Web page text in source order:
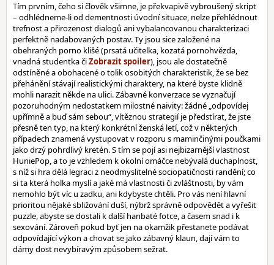
Tím prvním, čeho si člověk všimne, je překvapivě vybroušený skript
– odhlédneme-li od dementnosti úvodní situace, nelze přehlédnout
trefnost a přirozenost dialogů ani vybalancovanou charakterizaci
perfektně nadabovaných postav. Ty jsou sice založené na
obehraných porno klišé (prsatá učitelka, kozatá pornohvězda,
vnadná studentka či
), jsou ale dostatečně
odstíněné a obohacené o tolik osobitých charakteristik, že se bez
přehánění stávají realistickými charaktery, na které byste klidně
mohli narazit někde na ulici. Zábavné konverzace se vyznačují
pozoruhodným nedostatkem milostné naivity: žádné „odpovídej
upřímně a buď sám sebou“, vítěznou strategií je předstírat, že jste
přesně ten typ, na který konkrétní ženská letí, což v některých
případech znamená vystupovat v rozporu s maminčinými poučkami
jako drzý pohrdlivý kretén. S tím se pojí asi nejbizarnější vlastnost
HuniePop, a to je vzhledem k okolní omáčce nebývalá duchaplnost,
s níž si hra dělá legraci z neodmyslitelné sociopatičnosti randění; co
si ta která holka myslí a jaké má vlastnosti či zvláštnosti, by vám
nemohlo být víc u zadku, ani kdybyste chtěli. Pro vás není hlavní
prioritou nějaké sbližování duší, nýbrž správně odpovědět a vyřešit
puzzle, abyste se dostali k další hanbaté fotce, a časem snad i k
sexování. Zároveň pokud byť jen na okamžik přestanete podávat
odpovídající výkon a chovat se jako zábavný klaun, dají vám to
dámy dost nevybíravým způsobem sežrat.